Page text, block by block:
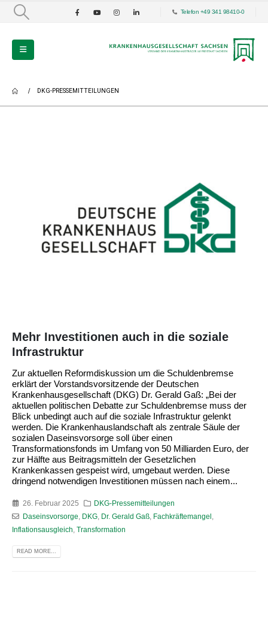
Telefon +49 341 98410-0
DKG-PRESSEMITTEILUNGEN
Mehr Investitionen auch in die soziale
Infrastruktur
Zur aktuellen Reformdiskussion um die Schuldenbremse
erklärt der Vorstandsvorsitzende der Deutschen
Krankenhausgesellschaft (DKG) Dr. Gerald Gaß: „Bei der
aktuellen politischen Debatte zur Schuldenbremse muss der
Blick unbedingt auch auf die soziale Infrastruktur gelenkt
werden. Die Krankenhauslandschaft als zentrale Säule der
sozialen Daseinsvorsorge soll über einen
Transformationsfonds im Umfang von 50 Milliarden Euro, der
zur Hälfte aus Beitragsmitteln der Gesetzlichen
Krankenkassen gespeist wird, umgebaut werden. Diese
dringend notwendigen Investitionen müssen nach einem...
26. Februar 2025
DKG-Pressemitteilungen
Daseinsvorsorge
DKG, Dr. Gerald Gaß, Fachkräftemangel
Inflationsausgleich Transformation
READ MORE...